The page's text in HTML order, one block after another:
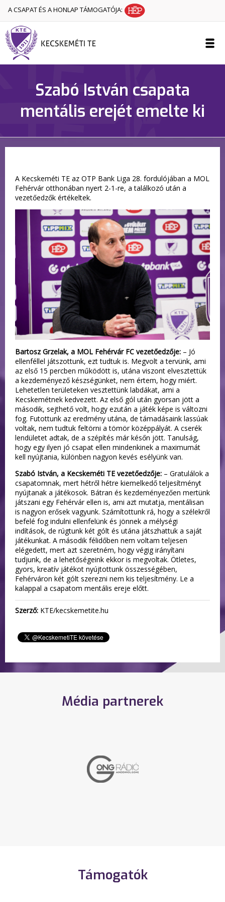
A CSAPAT ÉS A HONLAP TÁMOGATÓJA:
Szabó István csapata
mentális erejét emelte ki
A Kecskeméti TE az OTP Bank Liga 28. fordulójában a MOL
Fehérvár otthonában nyert 2-1-re, a találkozó után a
vezetőedzők értékeltek.
Bartosz Grzelak, a MOL Fehérvár FC vezetőedzője: – Jó
ellenféllel játszottunk, ezt tudtuk is. Megvolt a tervünk, ami
az első 15 percben működött is, utána viszont elvesztettük
a kezdeményező készségünket, nem értem, hogy miért.
Lehetetlen területeken vesztettünk labdákat, ami a
Kecskemétnek kedvezett. Az első gól után gyorsan jött a
második, sejthető volt, hogy ezután a játék képe is változni
fog. Futottunk az eredmény utána, de támadásaink lassúak
voltak, nem tudtuk feltörni a tömör középpályát. A cserék
lendületet adtak, de a szépítés már későn jött. Tanulság,
hogy egy ilyen jó csapat ellen mindenkinek a maximumát
kell nyújtania, különben nagyon kevés esélyünk van.
Szabó István, a Kecskeméti TE vezetőedzője: – Gratulálok a
csapatomnak, mert hétről hétre kiemelkedő teljesítményt
nyújtanak a játékosok. Bátran és kezdeményezően mertünk
játszani egy Fehérvár ellen is, ami azt mutatja, mentálisan
is nagyon erősek vagyunk. Számítottunk rá, hogy a szélekről
befelé fog indulni ellenfelünk és jönnek a mélységi
indítások, de rúgtunk két gólt és utána játszhattuk a saját
játékunkat. A második félidőben nem voltam teljesen
elégedett, mert azt szeretném, hogy végig irányítani
tudjunk, de a lehetőségeink ekkor is megvoltak. Ötletes,
gyors, kreatív játékot nyújtottunk összességében,
Fehérváron két gólt szerezni nem kis teljesítmény. Le a
kalappal a csapatom mentális ereje előtt.
Szerző: KTE/kecskemetite.hu
Média partnerek
Támogatók